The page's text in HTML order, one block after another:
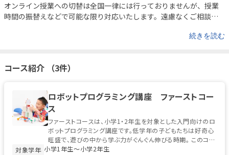
オンライン授業への切替は全国一律には行っておりませんが、授業
時間の振替えなどで可能な限り対応いたします。遠慮なくご相談く
続きを読む
コース紹介 （3件）
ロボットプログラミング講座 ファーストコー
ス
ファーストコースは、小学1・2年生を対象とした入門向けのロ
ボットプログラミング講座です。低学年の子どもたちは好奇心
旺盛で、遊びの中から学ぶ力がぐんぐん伸びる時期。 このコー
スでは、ソニー・グロ...
対象学年 小学1年生〜小学2年生